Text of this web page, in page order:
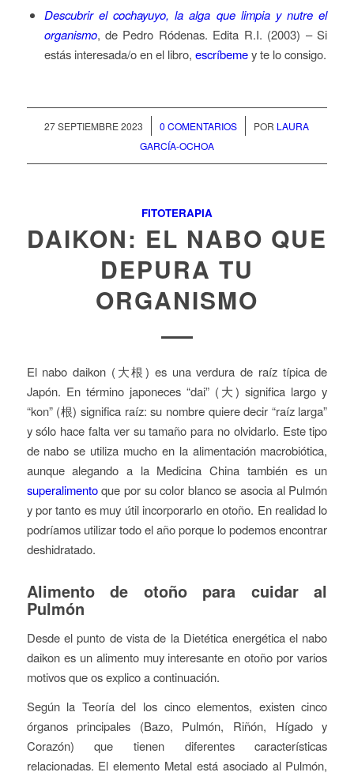
Descubrir el cochayuyo, la alga que limpia y nutre el
organismo, de Pedro Ródenas. Edita R.I. (2003) – Si
estás interesada/o en el libro, escríbemey te lo consigo.
27 SEPTIEMBRE 2023
/ 0 COMENTARIOS
/ POR LAURA
GARCÍA-OCHOA
FITOTERAPIA
DAIKON: EL NABO QUE
DEPURA TU
ORGANISMO
El nabo daikon (大根) es una verdura de raíz típica de
Japón. En término japoneces “dai” (大) significa largo y
“kon” (根) significa raíz: su nombre quiere decir “raíz larga”
y sólo hace falta ver su tamaño para no olvidarlo. Este tipo
de nabo se utiliza mucho en la alimentación macrobiótica,
aunque alegando a la Medicina China también es un
superalimentoque por su color blanco se asocia al Pulmón
y por tanto es muy útil incorporarlo en otoño. En realidad lo
podríamos utilizar todo el año porque lo podemos encontrar
deshidratado.
Alimento de otoño para cuidar al
Pulmón
Desde el punto de vista de la Dietética energética el nabo
daikon es un alimento muy interesante en otoño por varios
motivos que os explico a continuación.
Según la Teoría del los cinco elementos, existen cinco
órganos principales (Bazo, Pulmón, Riñón, Hígado y
Corazón) que tienen diferentes características
relacionadas. El elemento Metal está asociado al Pulmón,